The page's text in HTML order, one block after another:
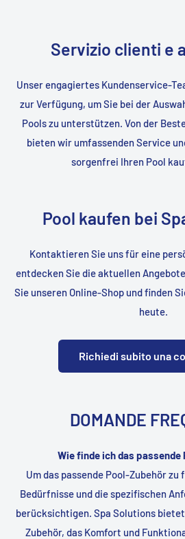
Servizio clienti e
Unser engagiertes Kundenservice-
zur Verfügung, um Sie bei der
Pools zu unterstützen. Von der
bieten wir umfassenden Service
sorgenfrei Ihren Pool
Pool kaufen bei
Kontaktieren Sie uns für eine
entdecken Sie die aktuellen
Sie unseren Online-Shop und finden
heute.
Richiedi subito una
DOMANDE
Wie finde ich das passende
Um das passende Pool-Zubehör
Bedürfnisse und die spezifischen
berücksichtigen. Spa Solutions
Zubehör, das Komfort und